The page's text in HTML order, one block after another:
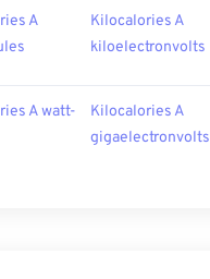
A
Kilocalories A
kiloelectronvolts
A watt-
Kilocalories A
gigaelectronvolts